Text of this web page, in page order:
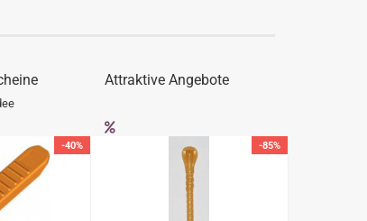
Attraktive Angebote
-40% -85%